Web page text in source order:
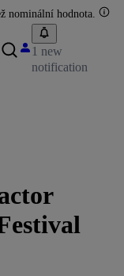
nominální hodnota.
1 new
notification